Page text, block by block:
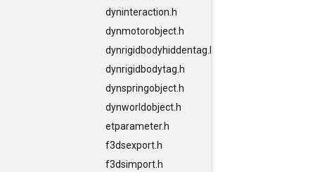
dyninteraction.h
dynmotorobject.h
dynrigidbodyhiddentag.h
dynrigidbodytag.h
dynspringobject.h
dynworldobject.h
etparameter.h
f3dsexport.h
f3dsimport.h